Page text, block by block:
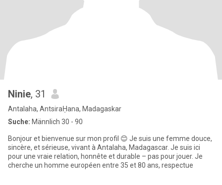
Ninie, 31
Antalaha, AntsiraḤana, Madagaskar
Suche: Männlich 30 - 90
Bonjour et bienvenue sur mon profil 😊 Je suis une femme douce,
sincère, et sérieuse, vivant à Antalaha, Madagascar. Je suis ici
pour une vraie relation, honnête et durable – pas pour jouer. Je
cherche un homme européen entre 35 et 80 ans, respectue